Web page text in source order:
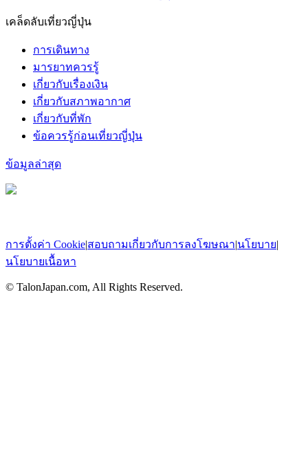
เคล็ดลับเที่ยวญี่ปุ่น
การเดินทาง
มารยาทควรรู้
เกี่ยวกับเรื่องเงิน
เกี่ยวกับสภาพอากาศ
เกี่ยวกับที่พัก
ข้อควรรู้ก่อนเที่ยวญี่ปุ่น
ข้อมูลล่าสุด
การตั้งค่า Cookie|สอบถามเกี่ยวกับการลงโฆษณา|นโยบาย|
นโยบายเนื้อหา
© TalonJapan.com, All Rights Reserved.